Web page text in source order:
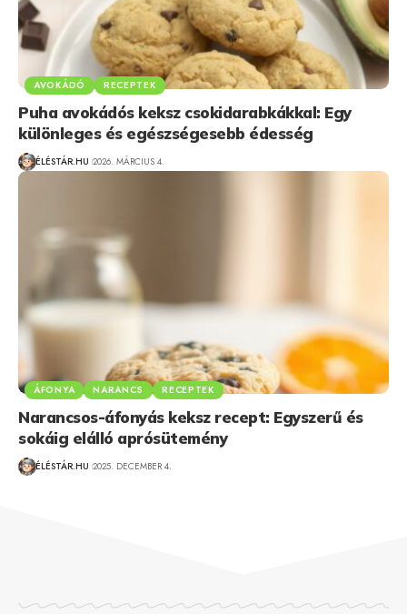
AVOKÁDÓ RECEPTEK
Puha avokádós keksz csokidarabkákkal: Egy
különleges és egészségesebb édesség
ÉLÉSTÁR.HU 2026. MÁRCIUS 4.
ÁFONYA NARANCS RECEPTEK
Narancsos-áfonyás keksz recept: Egyszerű és
sokáig elálló aprósütemény
ÉLÉSTÁR.HU 2025. DECEMBER 4.